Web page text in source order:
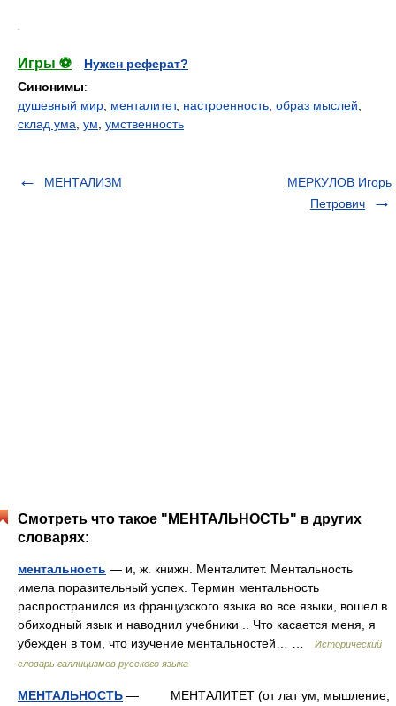
Игры ⚽
Нужен реферат?
Синонимы:
душевный мир менталитет, настроенность образ мыслей
склад ума ум умственность
МЕНТАЛИЗМ
МЕРКУЛОВ Игорь
Петрович
Смотреть что такое "МЕНТАЛЬНОСТЬ" в других
словарях:
ментальность — и, ж. книжн. Менталитет. Ментальность
имела поразительный успех. Термин ментальность
распространился из французского языка во все языки, вошел в
обиходный язык и наводнил учебники .. Что касается меня, я
убежден в том, что изучение ментальностей… …
Исторический
словарь галлицизмов русского языка
МЕНТАЛЬНОСТЬ — МЕНТАЛИТЕТ (от лат ум, мышление,